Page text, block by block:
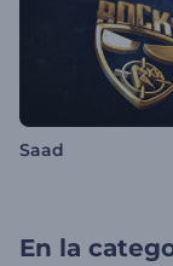
Saad
En la